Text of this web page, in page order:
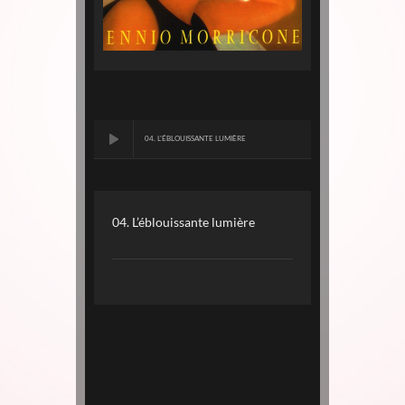
04. L'ÉBLOUISSANTE LUMIÈRE
04. L’éblouissante lumière